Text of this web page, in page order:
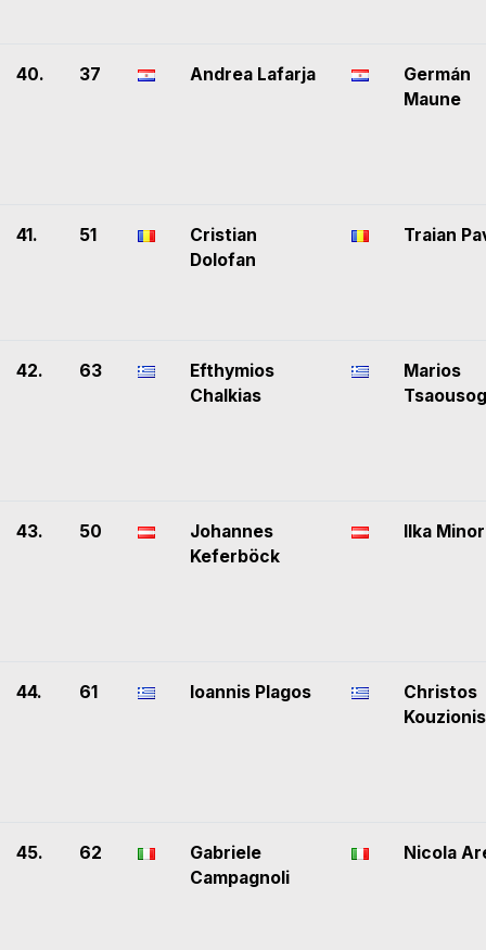
40. 37 Andrea Lafarja
Germán
Maune
41. 51
Cristian
Dolofan
Traian
42. 63
Efthymios
Chalkias
Marios
43. 50
Johannes
Keferböck
Ilka Minor
44. 61 Ioannis Plagos
Christos
Kouzionis
45. 62
Gabriele
Campagnoli
Nicola